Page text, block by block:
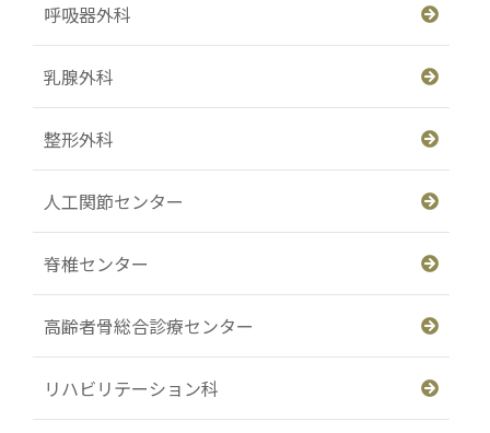
呼吸器外科
乳腺外科
整形外科
人工関節センター
脊椎センター
高齢者骨総合診療センター
リハビリテーション科